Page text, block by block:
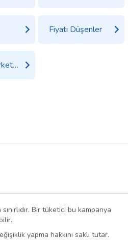
Fiyatı Düşenler
Tüm Yapı Market Ürünleri
Bir tüketici bu kampanya
yapma hakkını saklı tutar.